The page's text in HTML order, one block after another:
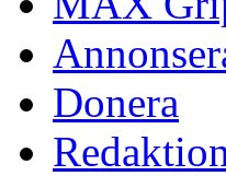
Donera